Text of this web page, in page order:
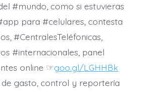
#mundo, como si estuvieras
para #celulares, contesta
#CentralesTeléfonicas,
#internacionales, panel
online ☞goo.gl/LGHHBk
gasto, control y reportería